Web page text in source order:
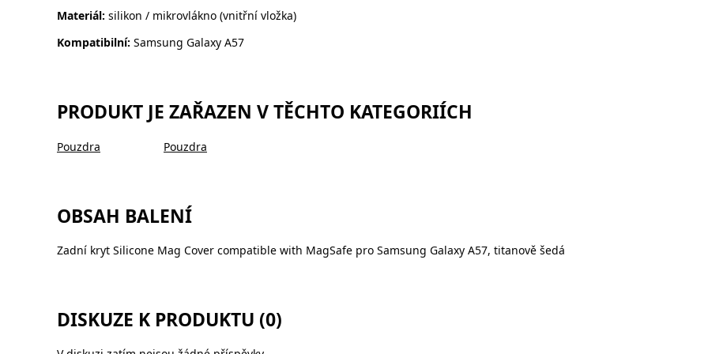
Materiál: silikon / mikrovlákno (vnitřní vložka)
Kompatibilní: Samsung Galaxy A57
PRODUKT JE ZAŘAZEN V TĚCHTO KATEGORIÍCH
Pouzdra Pouzdra
OBSAH BALENÍ
Zadní kryt Silicone Mag Cover compatible with MagSafe pro Samsung Galaxy A57, titanově šedá
DISKUZE K PRODUKTU (0)